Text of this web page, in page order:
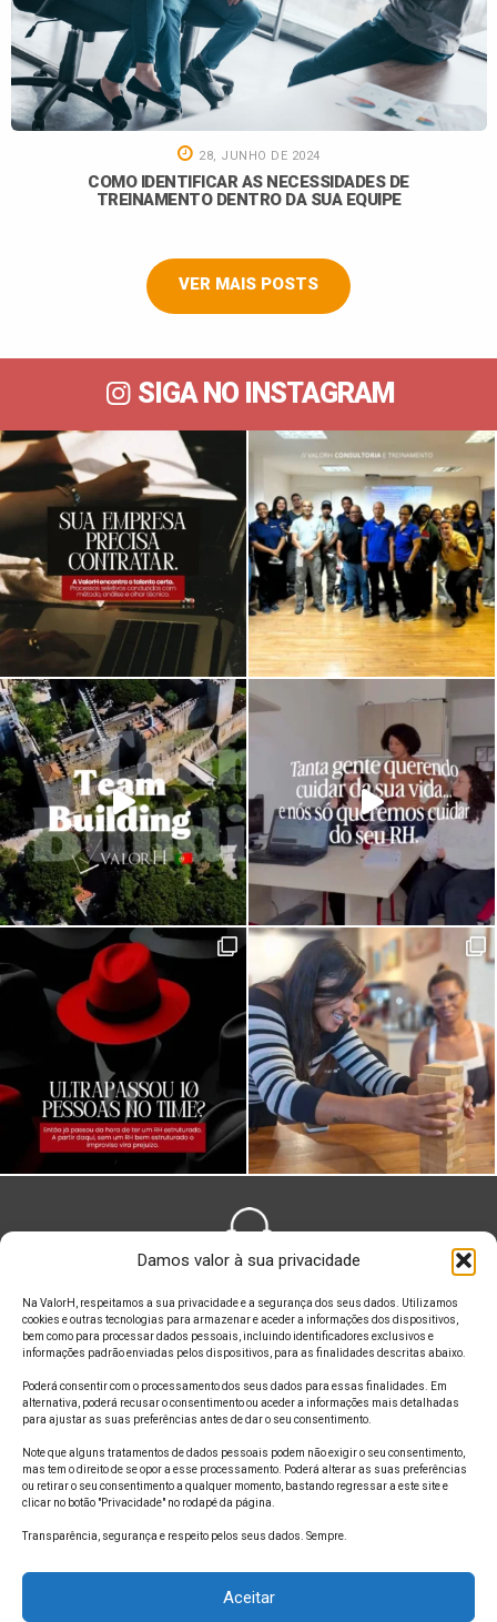
Damos valor à sua privacidade
Na ValorH, respeitamos a sua privacidade e a segurança dos seus dados. Utilizamos
cookies e outras tecnologias para armazenar e aceder a informações dos dispositivos,
bem como para processar dados pessoais, incluindo identificadores exclusivos e
informações padrão enviadas pelos dispositivos, para as finalidades descritas abaixo.
Poderá consentir com o processamento dos seus dados para essas finalidades. Em
alternativa, poderá recusar o consentimento ou aceder a informações mais detalhadas
para ajustar as suas preferências antes de dar o seu consentimento.
Note que alguns tratamentos de dados pessoais podem não exigir o seu consentimento,
mas tem o direito de se opor a esse processamento. Poderá alterar as suas preferências
ou retirar o seu consentimento a qualquer momento, bastando regressar a este site e
clicar no botão "Privacidade" no rodapé da página.
Transparência, segurança e respeito pelos seus dados. Sempre.
Aceitar
28, JUNHO DE 2024
COMO IDENTIFICAR AS NECESSIDADES DE
TREINAMENTO DENTRO DA SUA EQUIPE
VER MAIS POSTS
SIGA NO INSTAGRAM
ONDE ESTAMOS
SIGA A GENTE